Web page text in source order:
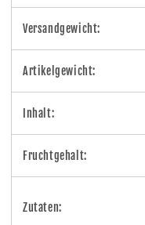
Versandgewicht:
Artikelgewicht:
Inhalt:
Fruchtgehalt:
Zutaten: